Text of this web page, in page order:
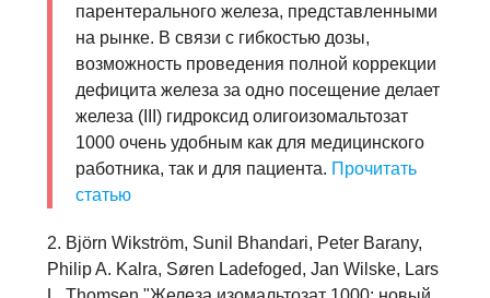
парентерального железа, представленными
на рынке. В связи с гибкостью дозы,
возможность проведения полной коррекции
дефицита железа за одно посещение делает
железа (III) гидроксид олигоизомальтозат
1000 очень удобным как для медицинского
работника, так и для пациента. Прочитать
статью
2. Björn Wikström, Sunil Bhandari, Peter Barany,
Philip A. Kalra, Søren Ladefoged, Jan Wilske, Lars